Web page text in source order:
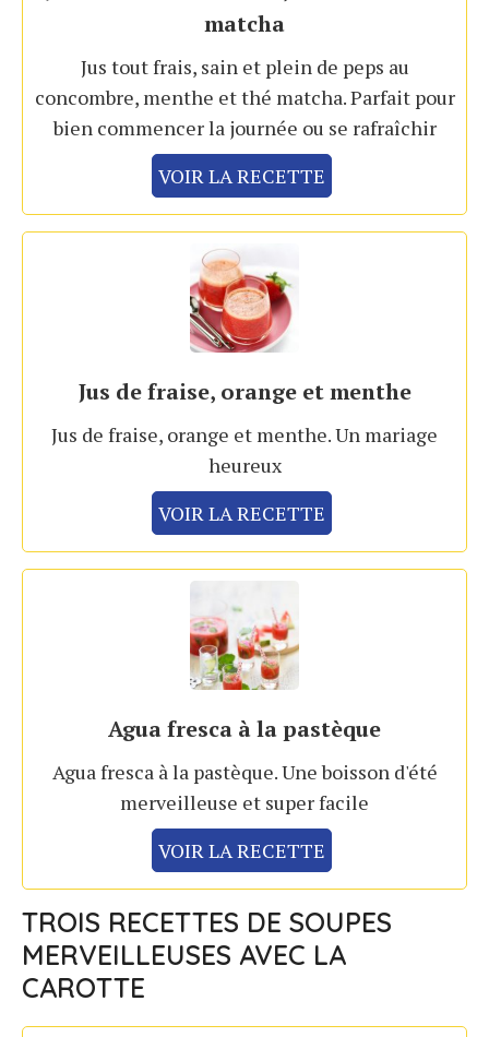
matcha
Jus tout frais, sain et plein de peps au
concombre, menthe et thé matcha. Parfait pour
bien commencer la journée ou se rafraîchir
VOIR LA RECETTE
Jus de fraise, orange et menthe
Jus de fraise, orange et menthe. Un mariage
heureux
VOIR LA RECETTE
Agua fresca à la pastèque
Agua fresca à la pastèque. Une boisson d'été
merveilleuse et super facile
VOIR LA RECETTE
TROIS RECETTES DE SOUPES
MERVEILLEUSES AVEC LA
CAROTTE